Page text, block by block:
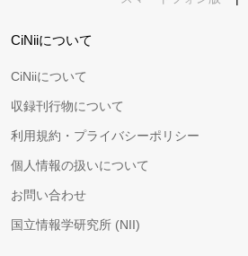
CiNiiについて
CiNiiについて
収録刊行物について
利用規約・プライバシーポリシー
個人情報の扱いについて
お問い合わせ
国立情報学研究所 (NII)